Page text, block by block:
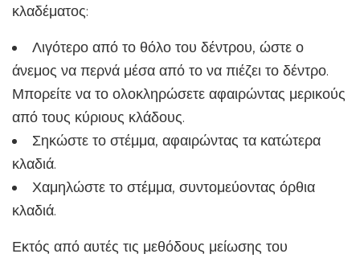
κλαδέματος:
Λιγότερο από το θόλο του δέντρου, ώστε ο
άνεμος να περνά μέσα από το να πιέζει το δέντρο.
Μπορείτε να το ολοκληρώσετε αφαιρώντας μερικούς
από τους κύριους κλάδους.
Σηκώστε το στέμμα, αφαιρώντας τα κατώτερα
κλαδιά.
Χαμηλώστε το στέμμα, συντομεύοντας όρθια
κλαδιά.
Εκτός από αυτές τις μεθόδους μείωσης του